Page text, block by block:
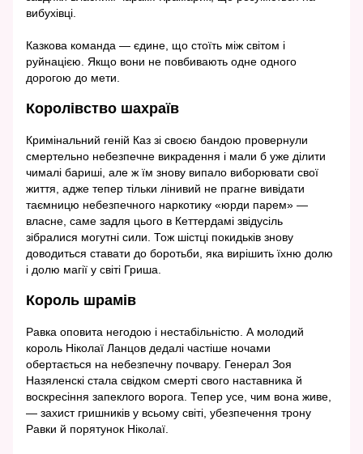
вибухівці.
Казкова команда — єдине, що стоїть між світом і
руйнацією. Якщо вони не повбивають одне одного
дорогою до мети.
Королівство шахраїв
Кримінальний геній Каз зі своєю бандою провернули
смертельно небезпечне викрадення і мали б уже ділити
чималі бариші, але ж їм знову випало виборювати свої
життя, адже тепер тільки лінивий не прагне вивідати
таємницю небезпечного наркотику «юрди парем» —
власне, саме задля цього в Кеттердамі звідусіль
зібралися могутні сили. Тож шістці покидьків знову
доводиться ставати до боротьби, яка вирішить їхню долю
і долю магії у світі Гриша.
Король шрамів
Равка оповита негодою і нестабільністю. А молодий
король Ніколаї Ланцов дедалі частіше ночами
обертається на небезпечну почвару. Генерал Зоя
Назяленскі стала свідком смерті свого наставника й
воскресіння запеклого ворога. Тепер усе, чим вона живе,
— захист гришників у всьому світі, убезпечення трону
Равки й порятунок Ніколаї.